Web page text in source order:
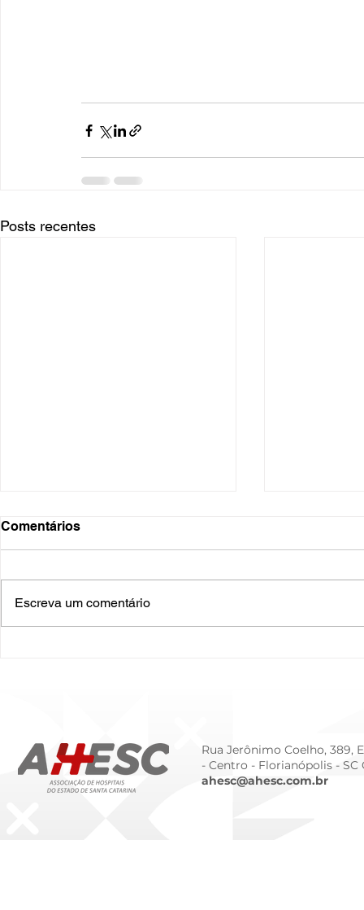
Posts recentes
Comentários
Escreva um comentário
Rua Jerônimo Coelho, 389,
- Centro - Florianópolis - SC
ahesc@ahesc.com.br